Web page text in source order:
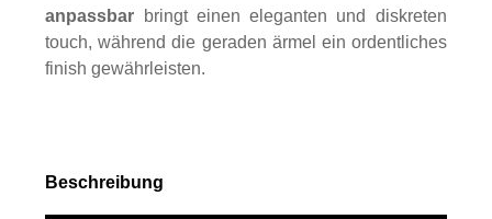
anpassbar bringt einen eleganten und diskreten
touch, während die geraden ärmel ein ordentliches
finish gewährleisten.
Beschreibung